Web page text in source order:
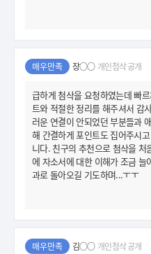
매우만족 장○○ 개인첨삭 공개
급하게 첨삭을 요청하였는데 빠
트와 적절한 정리를 해주셔서 감
러운 연결이 안되었던 부분들과
해 간결하게 포인트도 집어주시
니다. 친구의 추천으로 첨삭을
에 자소서에 대한 이해가 조금
과로 돌아오길 기도하며...ㅜㅜ
매우만족 김○○ 개인첨삭 공개